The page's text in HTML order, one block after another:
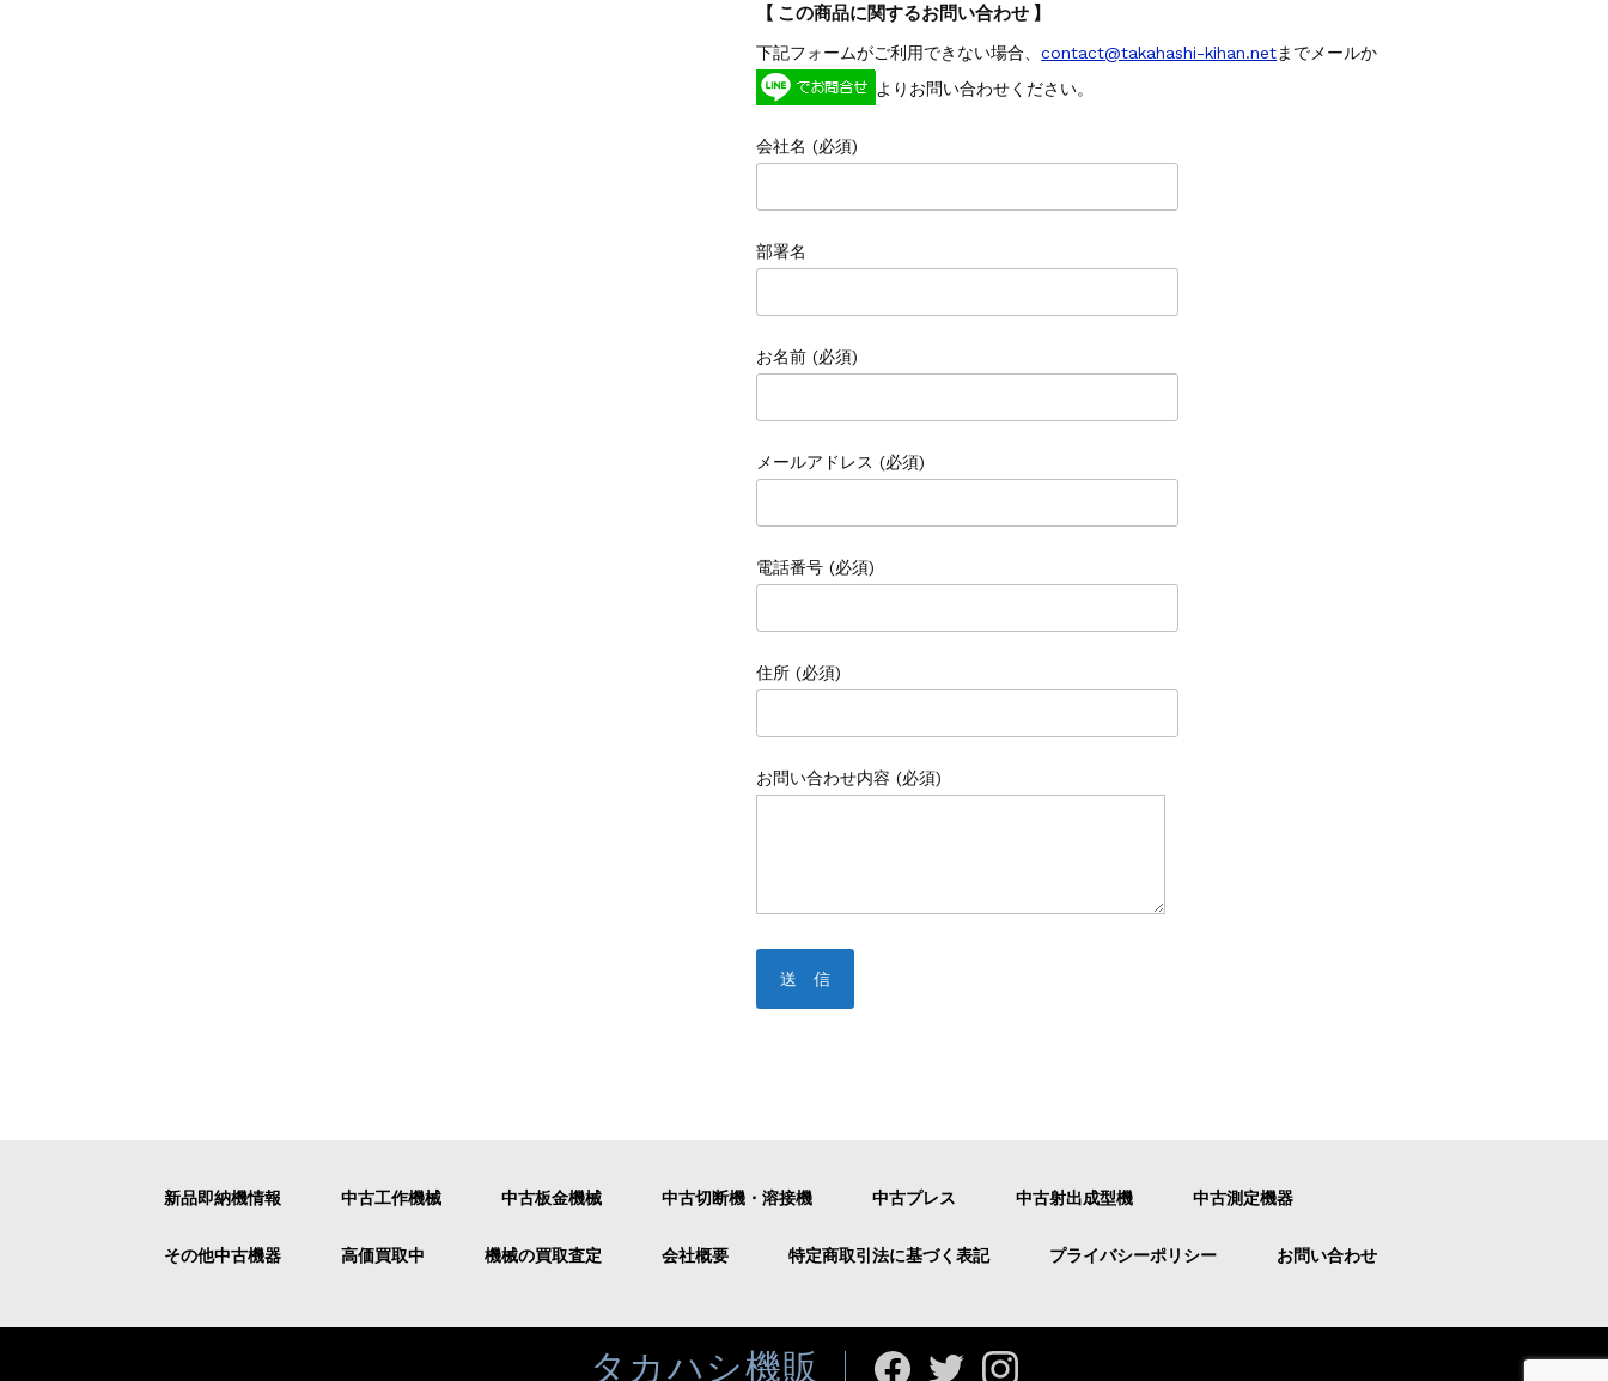
【 この商品に関するお問い合わせ 】
下記フォームがご利用できない場合、contact@takahashi-kihan.netまでメールか
よりお問い合わせください。
会社名 (必須)
部署名
お名前 (必須)
メールアドレス (必須)
電話番号 (必須)
住所 (必須)
お問い合わせ内容 (必須)
新品即納機情報 中古工作機械 中古板金機械 中古切断機・溶接機 中古プレス 中古射出成型機 中古測定機器
その他中古機器 高価買取中 機械の買取査定 会社概要 特定商取引法に基づく表記 プライバシーポリシー お問い合わせ